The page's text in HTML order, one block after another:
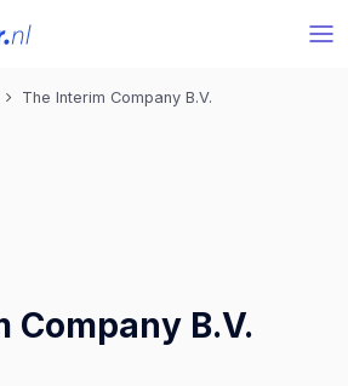
The Interim Company B.V.
Company B.V.